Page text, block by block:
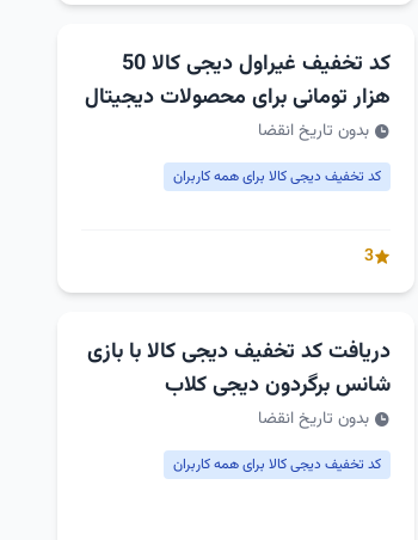
کد تخفیف غیراول دیجی کالا 50
هزار تومانی برای محصولات دیجیتال
بدون تاریخ انقضا
کد تخفیف دیجی کالا برای همه کاربران
3
دریافت کد تخفیف دیجی کالا با بازی
شانس برگردون دیجی کلاب
بدون تاریخ انقضا
کد تخفیف دیجی کالا برای همه کاربران